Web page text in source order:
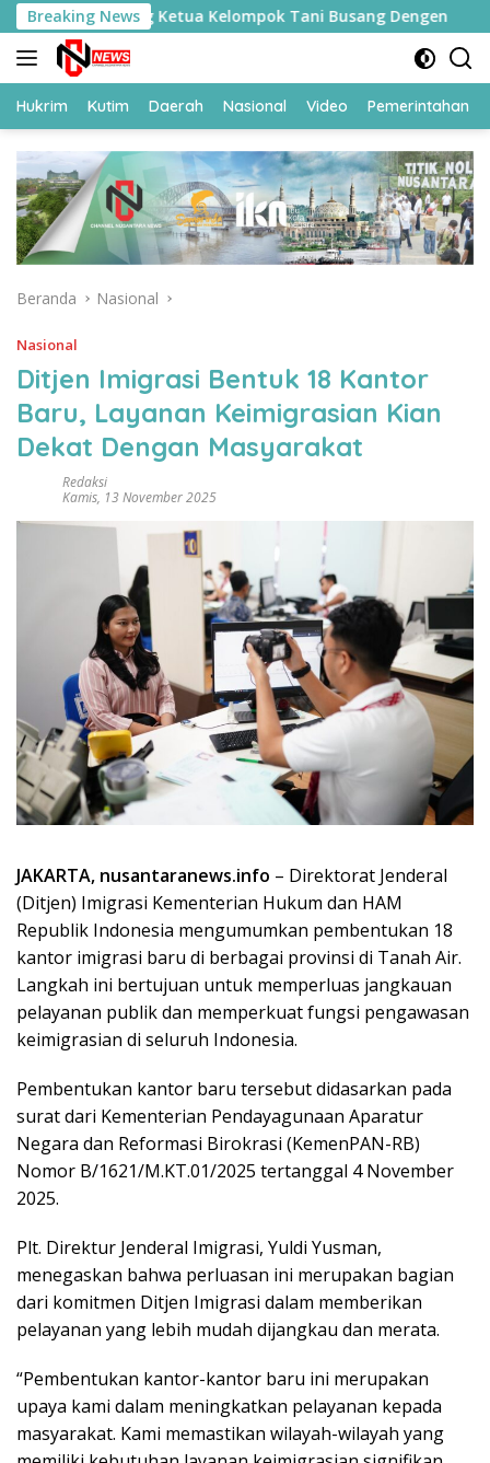
Langsung
ke
konten
Breaking News
Seorang Ketua Kelompok Tani Busang Dengen
Hukrim Kutim Daerah Nasional Video Pemerintahan
Beranda Nasional
Nasional
Ditjen Imigrasi Bentuk 18 Kantor
Baru, Layanan Keimigrasian Kian
Dekat Dengan Masyarakat
Redaksi
Kamis, 13 November 2025
JAKARTA, nusantaranews.info – Direktorat Jenderal
(Ditjen) Imigrasi Kementerian Hukum dan HAM
Republik Indonesia mengumumkan pembentukan 18
kantor imigrasi baru di berbagai provinsi di Tanah Air.
Langkah ini bertujuan untuk memperluas jangkauan
pelayanan publik dan memperkuat fungsi pengawasan
keimigrasian di seluruh Indonesia.
Pembentukan kantor baru tersebut didasarkan pada
surat dari Kementerian Pendayagunaan Aparatur
Negara dan Reformasi Birokrasi (KemenPAN-RB)
Nomor B/1621/M.KT.01/2025 tertanggal 4 November
2025.
Plt. Direktur Jenderal Imigrasi, Yuldi Yusman,
menegaskan bahwa perluasan ini merupakan bagian
dari komitmen Ditjen Imigrasi dalam memberikan
pelayanan yang lebih mudah dijangkau dan merata.
“Pembentukan kantor-kantor baru ini merupakan
upaya kami dalam meningkatkan pelayanan kepada
masyarakat. Kami memastikan wilayah-wilayah yang